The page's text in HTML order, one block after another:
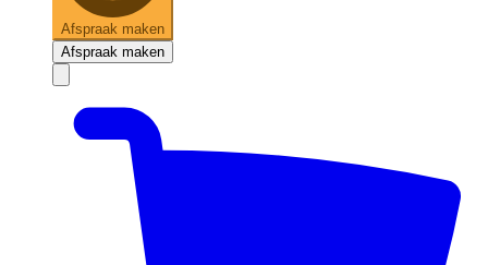
Afspraak maken
Afspraak maken